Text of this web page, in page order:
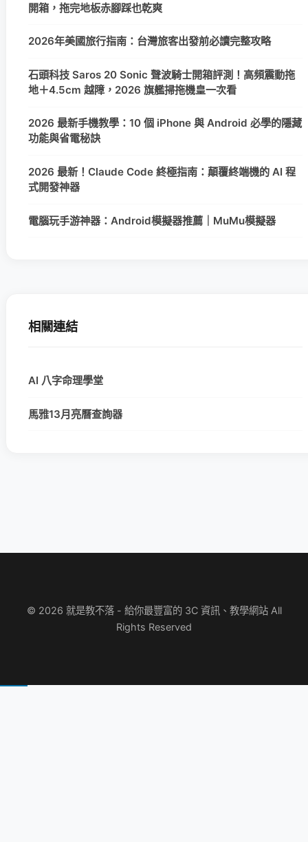
開箱，拖完地板赤腳踩也乾爽
2026年美國旅行指南：台灣旅客出發前必讀完整攻略
石頭科技 Saros 20 Sonic 聲波騎士開箱評測！高頻震動拖
地＋4.5cm 越障，2026 旗艦掃拖機皇一次看
2026 最新手機教學：10 個 iPhone 與 Android 必學的隱藏
功能與省電秘訣
2026 最新！Claude Code 終極指南：顛覆終端機的 AI 程
式開發神器
電腦玩手游神器：Android模擬器推薦｜MuMu模擬器
相關連結
AI 八字命理學堂
馬雅13月亮曆查詢器
© 2026 就是教不落 - 給你最豐富的 3C 資訊、教學網站 All
Rights Reserved